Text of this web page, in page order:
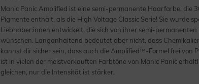
Manic Panic Amplified ist eine semi-permanente Haarfarbe, die
Pigmente enthält, als die High Voltage Classic Serie! Sie wurde
Liebhaber:innen entwickelt, die sich von ihrer semi-
wünschen. Langanhaltend bedeutet aber nicht, dass
kannst dir sicher sein, dass auch die Amplified™-Formel frei von
ist in vielen der meistverkauften Farbtöne von Manic Panic
gleichen, nur die Intensität ist stärker.